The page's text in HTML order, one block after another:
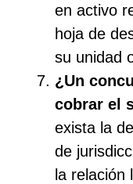
en activo
hoja de
su unidad
¿Un
cobrar el
exista la
de
la relación